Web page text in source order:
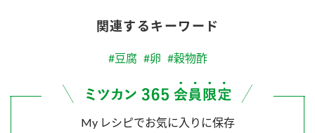
関連するキーワード
#豆腐 #卵 #穀物酢
My レシピでお気に入りに保存